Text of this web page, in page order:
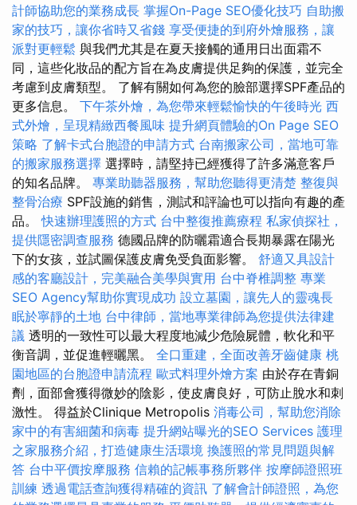
計師協助您的業務成長 掌握On-Page SEO優化技巧 自助搬
家的技巧，讓你省時又省錢 享受便捷的到府外燴服務，讓
派對更輕鬆 與我們尤其是在夏天接觸的通用日出面霜不
同，這些化妝品的配方旨在為皮膚提供足夠的保護，並完全
考慮到皮膚類型。 了解有關如何為您的臉部選擇SPF產品的
更多信息。 下午茶外燴，為您帶來輕鬆愉快的午後時光 西
式外燴，呈現精緻西餐風味 提升網頁體驗的On Page SEO
策略 了解卡式台胞證的申請方式 台南搬家公司，當地可靠
的搬家服務選擇 選擇時，請堅持已經獲得了許多滿意客戶
的知名品牌。 專業助聽器服務，幫助您聽得更清楚 整復與
整骨治療 SPF設施的銷售，測試和評論也可以指向有趣的產
品。快速辦理護照的方式 台中整復推薦療程 私家偵探社，
提供隱密調查服務 德國品牌的防曬霜適合長期暴露在陽光
下的女孩，並試圖保護皮膚免受負面影響。 舒適又具設計
感的客廳設計，完美融合美學與實用 台中脊椎調整 專業
SEO Agency幫助你實現成功 設立墓園，讓先人的靈魂長
眠於寧靜的土地 台中律師，當地專業律師為您提供法律建
議 透明的一致性可以最大程度地減少危險屍體，軟化和平
衡音調，並促進輕曬黑。 全口重建，全面改善牙齒健康 桃
園地區的台胞證申請流程 歐式料理外燴方案 由於存在青銅
劑，面部會獲得微妙的陰影，使皮膚良好，可防止脫水和刺
激性。 得益於Clinique Metropolis 消毒公司，幫助您消除
家中的有害細菌和病毒 提升網站曝光的SEO Services 護理
之家服務介紹，打造健康生活環境 換護照的常見問題與解
答 台中平價按摩服務 信賴的記帳事務所夥伴 按摩師證照班
訓練 透過電話查詢獲得精確的資訊 了解會計師證照，為您